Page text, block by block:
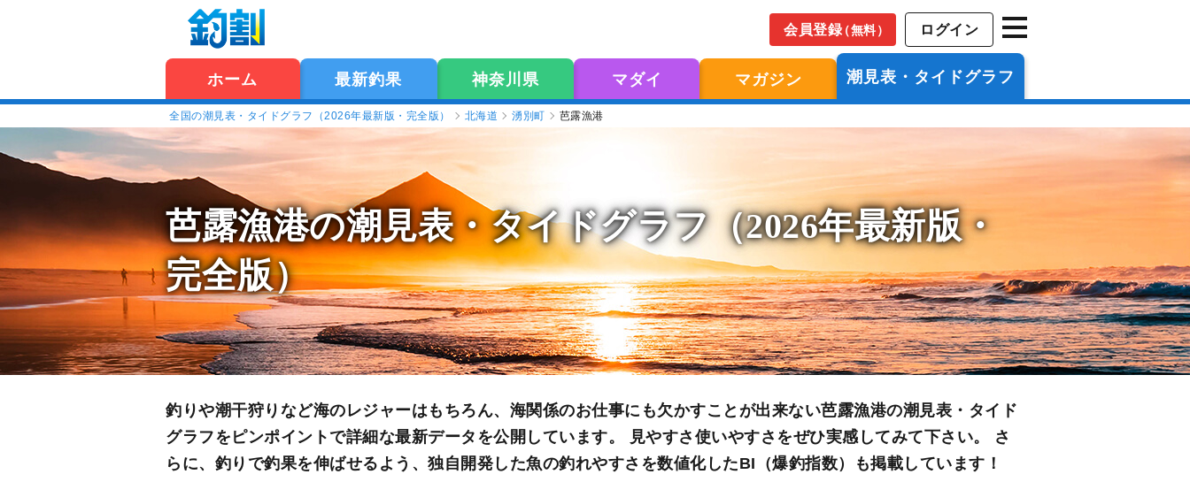
会員登録（無料） ログイン
ホーム 最新釣果 神奈川県 マダイ マガジン 潮見表・タイドグラフ
全国の潮見表・タイドグラフ（2026年最新版・完全版） 北海道 湧別町 芭露漁港
芭露漁港の潮見表・タイドグラフ（2026年最新版・
完全版）
釣りや潮干狩りなど海のレジャーはもちろん、海関係のお仕事にも欠かすことが出来ない芭露漁港の潮見表・タイド
グラフをピンポイントで詳細な最新データを公開しています。 見やすさ使いやすさをぜひ実感してみて下さい。 さ
らに、釣りで釣果を伸ばせるよう、独自開発した魚の釣れやすさを数値化したBI（爆釣指数）も掲載しています！